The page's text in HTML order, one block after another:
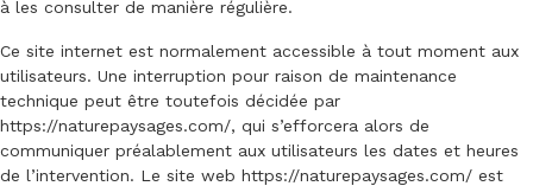
à les consulter de manière régulière.
Ce site internet est normalement accessible à tout moment aux
utilisateurs. Une interruption pour raison de maintenance
technique peut être toutefois décidée par
https://naturepaysages.com/, qui s’efforcera alors de
communiquer préalablement aux utilisateurs les dates et heures
de l’intervention. Le site web https://naturepaysages.com/ est